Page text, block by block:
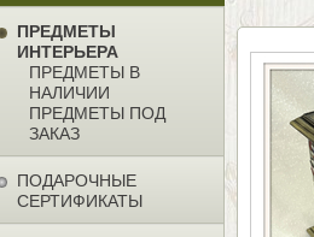
ПРЕДМЕТЫ
ИНТЕРЬЕРА
ПРЕДМЕТЫ В
НАЛИЧИИ
ПРЕДМЕТЫ ПОД
ЗАКАЗ
ПОДАРОЧНЫЕ
СЕРТИФИКАТЫ